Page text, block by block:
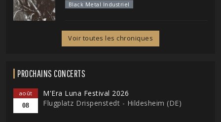
Black Metal Industriel
Voir toutes les chroniques
PROCHAINS CONCERTS
août
08
M'Era Luna Festival 2026
Flugplatz Drispenstedt - Hildesheim (DE)